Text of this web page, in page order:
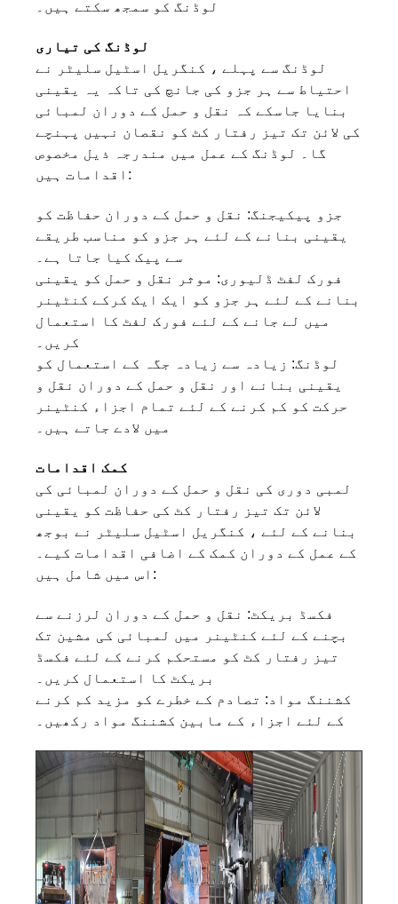
لوڈنگ کو سمجھ سکتے ہیں۔
لوڈنگ کی تیاری
لوڈنگ سے پہلے ، کنگریل اسٹیل سلیٹر نے
احتیاط سے ہر جزو کی جانچ کی تاکہ یہ یقینی
بنایا جاسکے کہ نقل و حمل کے دوران لمبائی
کی لائن تک تیز رفتار کٹ کو نقصان نہیں پہنچے
گا۔ لوڈنگ کے عمل میں مندرجہ ذیل مخصوص
اقدامات ہیں:
جزو پیکیجنگ: نقل و حمل کے دوران حفاظت کو
یقینی بنانے کے لئے ہر جزو کو مناسب طریقے
سے پیک کیا جاتا ہے۔
فورک لفٹ ڈلیوری: موثر نقل و حمل کو یقینی
بنانے کے لئے ہر جزو کو ایک ایک کرکے کنٹینر
میں لے جانے کے لئے فورک لفٹ کا استعمال
کریں۔
لوڈنگ: زیادہ سے زیادہ جگہ کے استعمال کو
یقینی بنانے اور نقل و حمل کے دوران نقل و
حرکت کو کم کرنے کے لئے تمام اجزاء کنٹینر
میں لادے جاتے ہیں۔
کمک اقدامات
لمبی دوری کی نقل و حمل کے دوران لمبائی کی
لائن تک تیز رفتار کٹ کی حفاظت کو یقینی
بنانے کے لئے ، کنگریل اسٹیل سلیٹر نے بوجھ
کے عمل کے دوران کمک کے اضافی اقدامات کیے۔
اس میں شامل ہیں:
فکسڈ بریکٹ: نقل و حمل کے دوران لرزنے سے
بچنے کے لئے کنٹینر میں لمبائی کی مشین تک
تیز رفتار کٹ کو مستحکم کرنے کے لئے فکسڈ
بریکٹ کا استعمال کریں۔
کشننگ مواد: تصادم کے خطرے کو مزید کم کرنے
کے لئے اجزاء کے مابین کشننگ مواد رکھیں۔